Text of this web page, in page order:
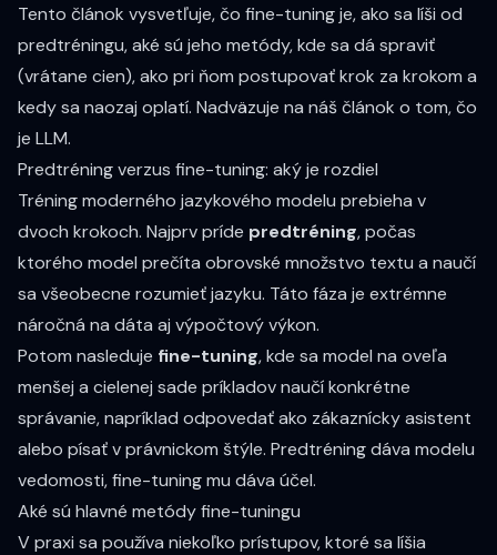
Tento článok vysvetľuje, čo fine-tuning je, ako sa líši od
predtréningu, aké sú jeho metódy, kde sa dá spraviť
(vrátane cien), ako pri ňom postupovať krok za krokom a
kedy sa naozaj oplatí. Nadväzuje na náš článok o tom, čo
je LLM.
Predtréning verzus fine-tuning: aký je rozdiel
Tréning moderného jazykového modelu prebieha v
dvoch krokoch. Najprv príde predtréning, počas
ktorého model prečíta obrovské množstvo textu a naučí
sa všeobecne rozumieť jazyku. Táto fáza je extrémne
náročná na dáta aj výpočtový výkon.
Potom nasleduje fine-tuning, kde sa model na oveľa
menšej a cielenej sade príkladov naučí konkrétne
správanie, napríklad odpovedať ako zákaznícky asistent
alebo písať v právnickom štýle. Predtréning dáva modelu
vedomosti, fine-tuning mu dáva účel.
Aké sú hlavné metódy fine-tuningu
V praxi sa používa niekoľko prístupov, ktoré sa líšia